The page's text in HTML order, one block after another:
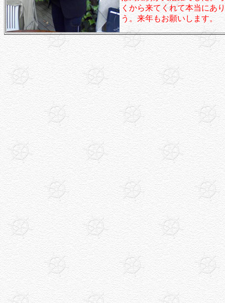
くから来てくれて本当にあ
う。来年もお願いします。